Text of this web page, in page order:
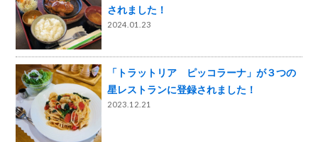
されました！
2024.01.23
「トラットリア ピッコラーナ」が３つの
星レストランに登録されました！
2023.12.21